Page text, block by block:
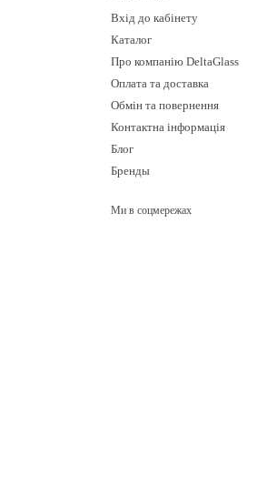
Вхід до кабінету
Каталог
Про компанію DeltaGlass
Оплата та доставка
Обмін та повернення
Контактна інформація
Блог
Бренды
Ми в соцмережах